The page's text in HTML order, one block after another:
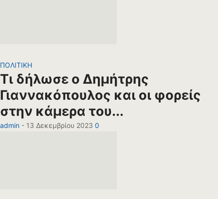
ΠΟΛΙΤΙΚΗ
Τι δήλωσε ο Δημήτρης
Γιαννακόπουλος και οι φορείς
στην κάμερα του...
admin - 13 Δεκεμβρίου 2023 0